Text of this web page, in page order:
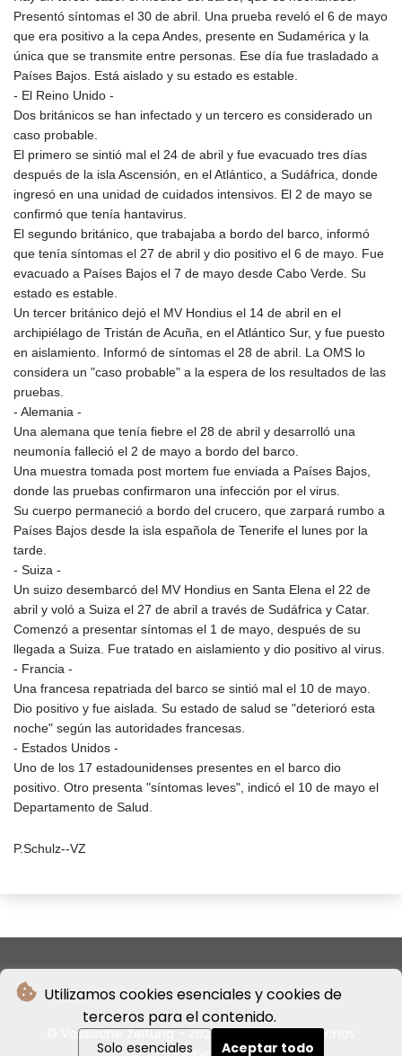
Utilizamos cookies esenciales y cookies de
terceros para el contenido.
Solo esenciales Aceptar todo
Presentó síntomas el 30 de abril. Una prueba reveló el 6 de mayo
que era positivo a la cepa Andes, presente en Sudamérica y la
única que se transmite entre personas. Ese día fue trasladado a
Países Bajos. Está aislado y su estado es estable.
- El Reino Unido -
Dos británicos se han infectado y un tercero es considerado un
caso probable.
El primero se sintió mal el 24 de abril y fue evacuado tres días
después de la isla Ascensión, en el Atlántico, a Sudáfrica, donde
ingresó en una unidad de cuidados intensivos. El 2 de mayo se
confirmó que tenía hantavirus.
El segundo británico, que trabajaba a bordo del barco, informó
que tenía síntomas el 27 de abril y dio positivo el 6 de mayo. Fue
evacuado a Países Bajos el 7 de mayo desde Cabo Verde. Su
estado es estable.
Un tercer británico dejó el MV Hondius el 14 de abril en el
archipiélago de Tristán de Acuña, en el Atlántico Sur, y fue puesto
en aislamiento. Informó de síntomas el 28 de abril. La OMS lo
considera un "caso probable" a la espera de los resultados de las
pruebas.
- Alemania -
Una alemana que tenía fiebre el 28 de abril y desarrolló una
neumonía falleció el 2 de mayo a bordo del barco.
Una muestra tomada post mortem fue enviada a Países Bajos,
donde las pruebas confirmaron una infección por el virus.
Su cuerpo permaneció a bordo del crucero, que zarpará rumbo a
Países Bajos desde la isla española de Tenerife el lunes por la
tarde.
- Suiza -
Un suizo desembarcó del MV Hondius en Santa Elena el 22 de
abril y voló a Suiza el 27 de abril a través de Sudáfrica y Catar.
Comenzó a presentar síntomas el 1 de mayo, después de su
llegada a Suiza. Fue tratado en aislamiento y dio positivo al virus.
- Francia -
Una francesa repatriada del barco se sintió mal el 10 de mayo.
Dio positivo y fue aislada. Su estado de salud se "deterioró esta
noche" según las autoridades francesas.
- Estados Unidos -
Uno de los 17 estadounidenses presentes en el barco dio
positivo. Otro presenta "síntomas leves", indicó el 10 de mayo el
Departamento de Salud.
P.Schulz--VZ
© Vossische Zeitung - 2026 - Todos los derechos